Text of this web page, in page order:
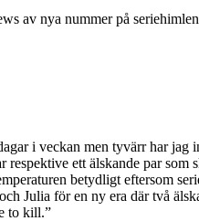
av nya nummer på
i veckan men tyvärr har jag
ett älskande par
betydligt eftersom
Julia för en ny era där två
to kill.”